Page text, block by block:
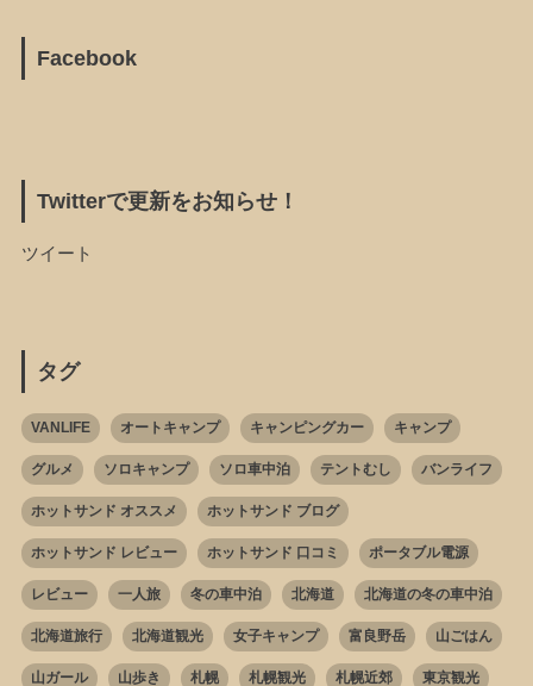
Facebook
Twitterで更新をお知らせ！
ツイート
タグ
VANLIFE オートキャンプ キャンピングカー キャンプ
グルメ ソロキャンプ ソロ車中泊 テントむし バンライフ
ホットサンド オススメ ホットサンド ブログ
ホットサンド レビュー ホットサンド 口コミ ポータブル電源
レビュー 一人旅 冬の車中泊 北海道 北海道の冬の車中泊
北海道旅行 北海道観光 女子キャンプ 富良野岳 山ごはん
山ガール 山歩き 札幌 札幌観光 札幌近郊 東京観光